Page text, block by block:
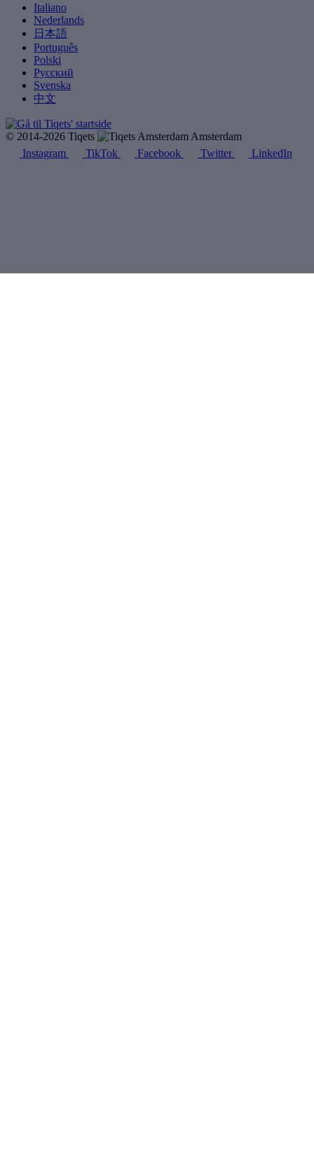
Italiano
Nederlands
日本語
Português
Polski
Русский
Svenska
中文
© 2014-2026 Tiqets
Amsterdam
Instagram
TikTok Facebook Twitter LinkedIn